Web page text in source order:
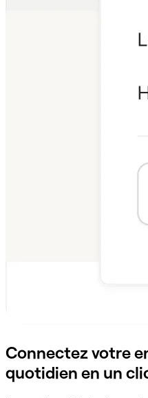
Connectez votre
quotidien en un